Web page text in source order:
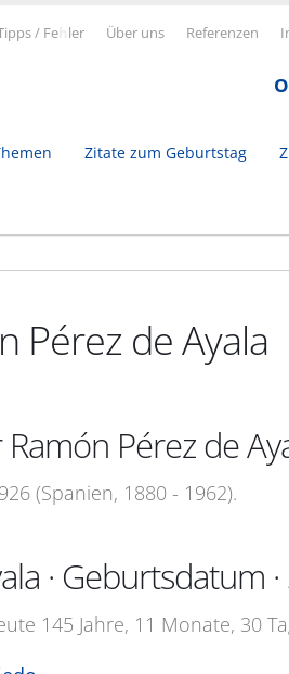
/ Fe ler Über uns Referenzen
Zitate zum Geburtstag
Pérez de Ayala
Pérez de
(Spanien, 1880 - 1962).
· Geburtsdatum
145 Jahre, 11 Monate, 30